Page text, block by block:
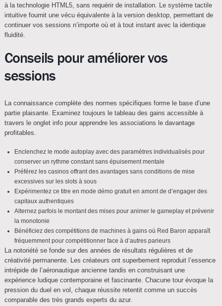
à la technologie HTML5, sans requérir de installation. Le système tactile
intuitive fournit une vécu équivalente à la version desktop, permettant de
continuer vos sessions n’importe où et à tout instant avec la identique
fluidité.
Conseils pour améliorer vos
sessions
La connaissance complète des normes spécifiques forme le base d’une
partie plaisante. Examinez toujours le tableau des gains accessible à
travers le onglet info pour apprendre les associations le davantage
profitables.
Enclenchez le mode autoplay avec des paramètres individualisés pour
conserver un rythme constant sans épuisement mentale
Préférez les casinos offrant des avantages sans conditions de mise
excessives sur les slots à sous
Expérimentez ce titre en mode démo gratuit en amont de d’engager des
capitaux authentiques
Alternez parfois le montant des mises pour animer le gameplay et prévenir
la monotonie
Bénéficiez des compétitions de machines à gains où Red Baron apparaît
fréquemment pour compétitionner face à d’autres parieurs
La notoriété se fonde sur des années de résultats régulières et de
créativité permanente. Les créateurs ont superbement reproduit l’essence
intrépide de l’aéronautique ancienne tandis en construisant une
expérience ludique contemporaine et fascinante. Chacune tour évoque la
pression du duel en vol, chaque réussite retentit comme un succès
comparable des très grands experts du azur.